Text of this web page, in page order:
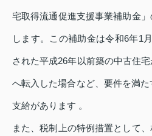
宅取得流通促進支援事業補助金
します。この補助金は令和6年1
された平成26年以前築の中古住
へ転入した場合など、要件を満
支給があります 。
また、税制上の特例措置として